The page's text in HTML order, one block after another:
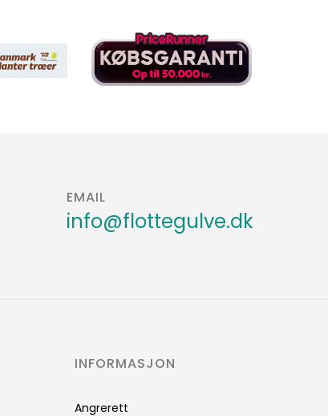
EMAIL
info@flottegulve.dk
INFORMASJON
Angrerett